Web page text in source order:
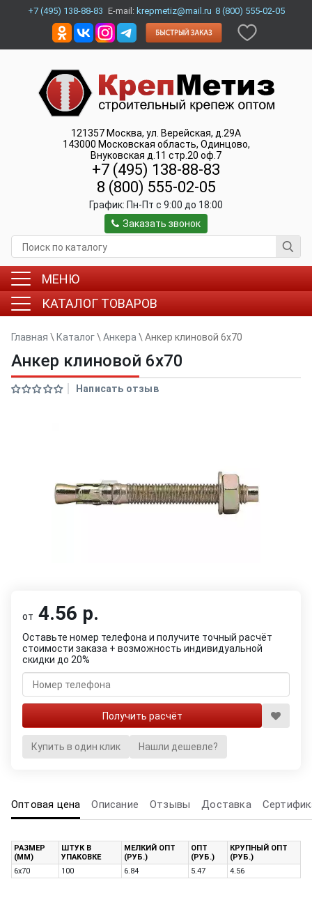
+7 (495) 138-88-83 E-mail: krepmetiz@mail.ru 8 (800) 555-02-05
121357 Москва, ул. Верейская, д.29А
143000 Московская область, Одинцово,
Внуковская д.11 стр.20 оф.7
+7 (495) 138-88-83
8 (800) 555-02-05
График: Пн-Пт c 9:00 до 18:00
Заказать звонок
МЕНЮ
КАТАЛОГ ТОВАРОВ
Главная \ Каталог\ Анкера \ Анкер клиновой 6x70
Анкер клиновой 6x70
Написать отзыв
от 4.56 р.
Оставьте номер телефона и получите точный расчёт
стоимости заказа + возможность индивидуальной
скидки до 20%
Купить в один клик Нашли дешевле?
Оптовая цена Описание Отзывы Доставка
РАЗМЕР
(ММ)
ШТУК В
УПАКОВКЕ
МЕЛКИЙ ОПТ
(РУБ.)
ОПТ
(РУБ.)
КРУПНЫЙ ОПТ
(РУБ.)
6х70
100 6.84 5.47 4.56